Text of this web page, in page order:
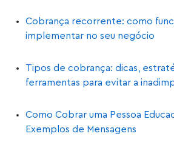
Cobrança recorrente: como
implementar no seu negócio
Tipos de cobrança: dicas,
ferramentas para evitar a
Como Cobrar uma Pessoa
Exemplos de Mensagens